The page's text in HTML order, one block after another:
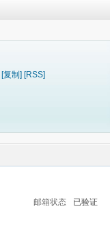
[复制] [RSS]
邮箱状态
已验证